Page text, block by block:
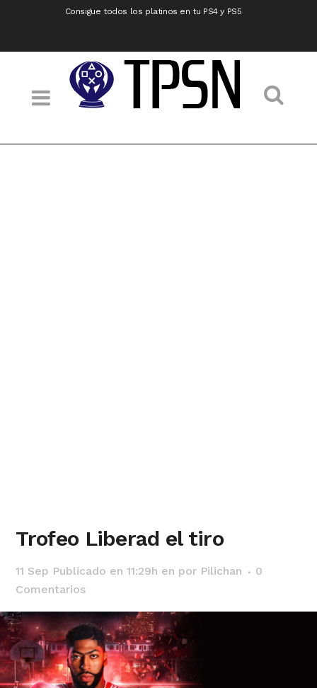
Consigue todos los platinos en tu PS4 y PS5
Trofeo Liberad el tiro
11 Sep Publicado en 11:29h en por Pilichan
0
Comentarios